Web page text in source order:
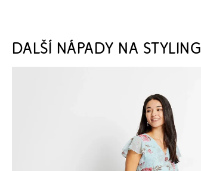
DALŠÍ NÁPADY NA STYLING